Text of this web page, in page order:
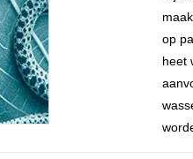
op
heet